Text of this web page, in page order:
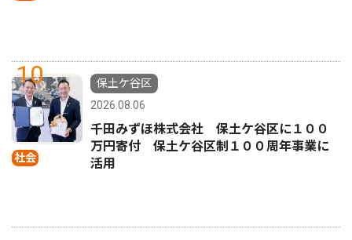
10
社会
保土ケ谷区
2026.08.06
千田みずほ株式会社 保土ケ谷区に１００
万円寄付 保土ケ谷区制１００周年事業に
活用